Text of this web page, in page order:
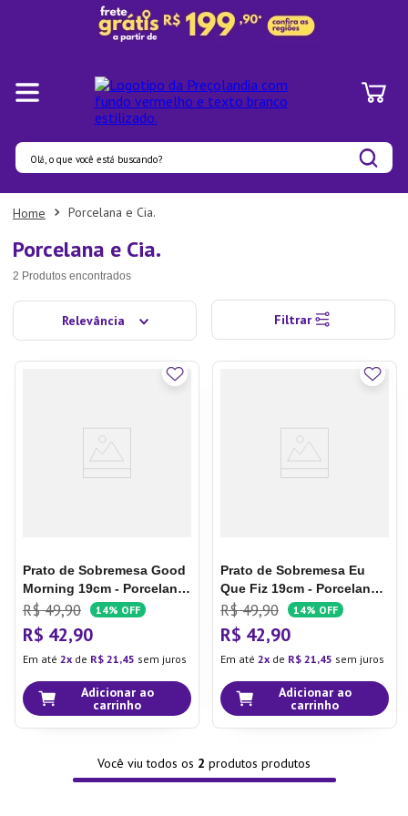
Olá, o que você está buscando?
Porcelana e Cia.
Porcelana e Cia.
2 Produtos
Relevância Filtrar
Prato de Sobremesa Good
Morning 19cm - Porcelana
e Cia
R$ 49,90 14% OFF
R$ 42,90
Em até 2 de R$ 21,45 sem juros
Adicionar ao
carrinho
Prato de Sobremesa Eu
Que Fiz 19cm - Porcelana e
Cia
R$ 49,90 14% OFF
R$ 42,90
Em até 2 de R$ 21,45 sem juros
Adicionar ao
carrinho
Você viu todos os 2 produtos
Termos mais buscados
3º
Organizadores
Bambu
5º
Prato
Tapete
Aparelho Jantar